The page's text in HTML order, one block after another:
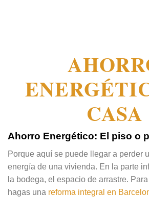
CASA
Ahorro Energético: El piso o
Porque aquí se puede llegar a perder
energía de una vivienda. En la parte
la bodega, el espacio de arrastre.
hagas una reforma integral en